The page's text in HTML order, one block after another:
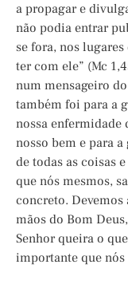
a propagar e
não podia entrar
se fora, nos
ter com ele” (Mc
num mensageiro
também foi para a
nossa enfermidade
nosso bem e para
de todas as coisas
que nós mesmos,
concreto. Devemos
mãos do Bom
Senhor queira o
importante que